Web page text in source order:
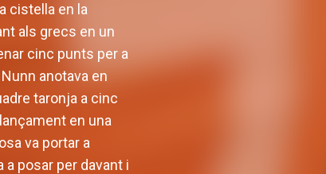
cistella en la
als grecs en un
cinc punts per a
anotava en
taronja a cinc
en una
va portar a
a posar per davant i